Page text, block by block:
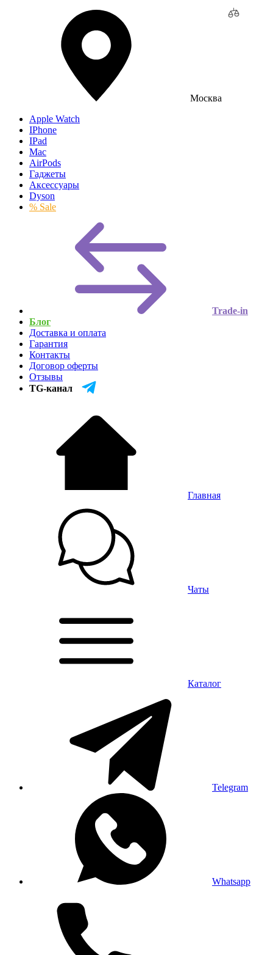
Москва
Apple Watch
IPhone
IPad
Mac
AirPods
Гаджеты
Аксессуары
Dyson
% Sale
Trade-in
Блог
Доставка и оплата
Гарантия
Контакты
Договор оферты
Отзывы
TG-канал
Главная
Чаты
Каталог
Telegram
Whatsapp